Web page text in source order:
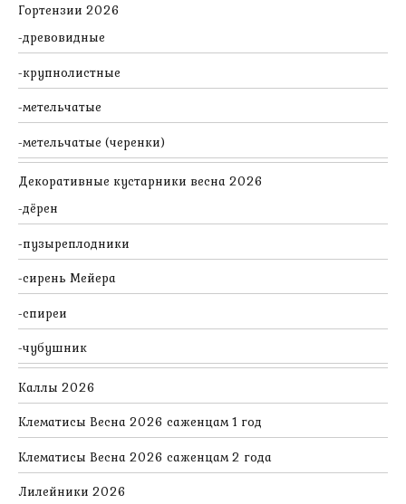
Гортензии 2026
древовидные
крупнолистные
метельчатые
метельчатые (черенки)
Декоративные кустарники весна 2026
дёрен
пузыреплодники
сирень Мейера
спиреи
чубушник
Каллы 2026
Клематисы Весна 2026 саженцам 1 год
Клематисы Весна 2026 саженцам 2 года
Лилейники 2026